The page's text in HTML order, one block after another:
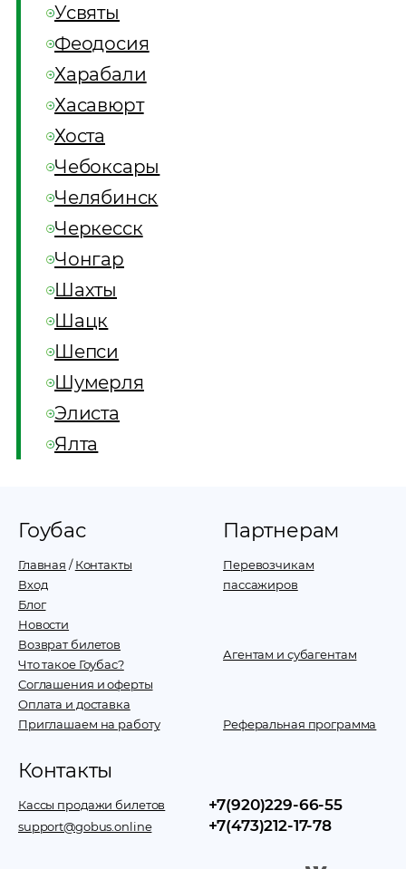
Усвяты
Феодосия
Харабали
Хасавюрт
Хоста
Чебоксары
Челябинск
Черкесск
Чонгар
Шахты
Шацк
Шепси
Шумерля
Элиста
Ялта
Гоубас
Главная /Контакты
Вход
Блог
Новости
Возврат билетов
Что такое Гоубас?
Соглашения и оферты
Оплата и доставка
Приглашаем на работу
Партнерам
Перевозчикам
пассажиров
Агентам и субагентам
Реферальная программа
Контакты
Кассы продажи билетов
support@gobus.online
+7(920)229-66-55
+7(473)212-17-78